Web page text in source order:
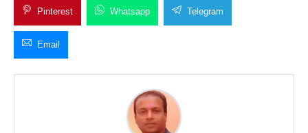
Pinterest Whatsapp Telegram
Email